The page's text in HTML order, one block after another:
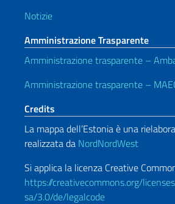
Notizie
Amministrazione Trasparente
Amministrazione trasparente –
Amministrazione trasparente –
Credits
La mappa dell’Estonia è una
realizzata da NordNordWest
Si applica la licenza Creative
https://creativecommons.org/
sa/3.0/de/legalcode